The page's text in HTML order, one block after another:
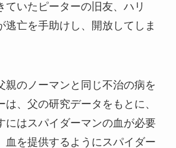
ていたピーターの旧友、ハリ
逃亡を手助けし、開放してしま
親のノーマンと同じ不治の病を
は、父の研究データをもとに、
にはスパイダーマンの血が必要
血を提供するようにスパイダー